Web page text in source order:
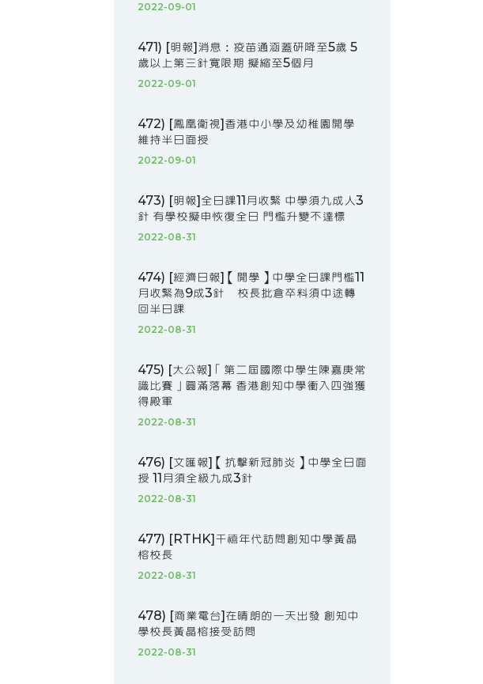
2022-09-01
471) [明報]消息：疫苗通涵蓋研降至5歲 5
歲以上第三針寬限期 擬縮至5個月
2022-09-01
472) [鳳凰衛視]香港中小學及幼稚園開學
維持半日面授
2022-09-01
473) [明報]全日課11月收緊 中學須九成人3
針 有學校擬申恢復全日 門檻升變不達標
2022-08-31
474) [經濟日報]【開學】中學全日課門檻11
月收緊為9成3針 校長批倉卒料須中途轉
回半日課
2022-08-31
475) [大公報]「第二屆國際中學生陳嘉庚常
識比賽」圓滿落幕 香港創知中學衝入四強獲
得殿軍
2022-08-31
476) [文匯報]【抗擊新冠肺炎】中學全日面
授 11月須全級九成3針
2022-08-31
477) [RTHK]千禧年代訪問創知中學黃晶
榕校長
2022-08-31
478) [商業電台]在晴朗的一天出發 創知中
學校長黃晶榕接受訪問
2022-08-31